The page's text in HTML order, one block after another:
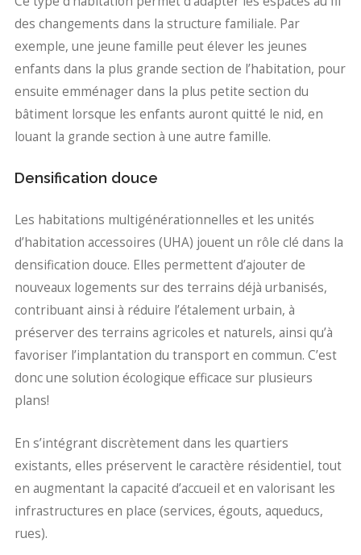
des changements dans la structure familiale. Par
exemple, une jeune famille peut élever les jeunes
enfants dans la plus grande section de l’habitation, pour
ensuite emménager dans la plus petite section du
bâtiment lorsque les enfants auront quitté le nid, en
louant la grande section à une autre famille.
Densification douce
Les habitations multigénérationnelles et les unités
d’habitation accessoires (UHA) jouent un rôle clé dans la
densification douce. Elles permettent d’ajouter de
nouveaux logements sur des terrains déjà urbanisés,
contribuant ainsi à réduire l’étalement urbain, à
préserver des terrains agricoles et naturels, ainsi qu’à
favoriser l’implantation du transport en commun. C’est
donc une solution écologique efficace sur plusieurs
plans!
En s’intégrant discrètement dans les quartiers
existants, elles préservent le caractère résidentiel, tout
en augmentant la capacité d’accueil et en valorisant les
infrastructures en place (services, égouts, aqueducs,
rues).